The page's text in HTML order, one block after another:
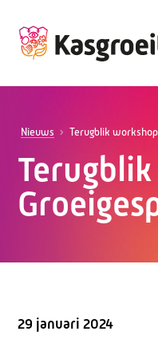
Nieuws Terugblik
29 januari 2024